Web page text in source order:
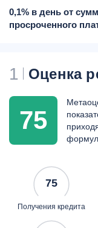
0,1% в день от
просроченного
1 Оценка
75
формул.
75
Получения кредита